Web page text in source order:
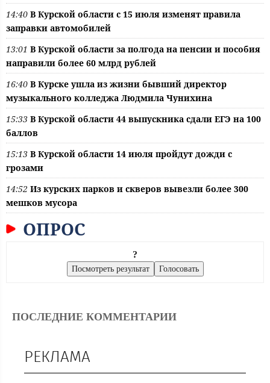
14:40 В Курской области с 15 июля изменят правила
заправки автомобилей
13:01 В Курской области за полгода на пенсии и пособия
направили более 60 млрд рублей
16:40 В Курске ушла из жизни бывший директор
музыкального колледжа Людмила Чунихина
15:33 В Курской области 44 выпускника сдали ЕГЭ на 100
баллов
15:13 В Курской области 14 июля пройдут дожди с
грозами
14:52 Из курских парков и скверов вывезли более 300
мешков мусора
ОПРОС
?
ПОСЛЕДНИЕ КОММЕНТАРИИ
РЕКЛАМА